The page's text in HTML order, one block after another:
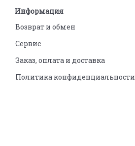
Информация
Возврат и обмен
Сервис
Заказ, оплата и доставка
Политика конфиденциальности